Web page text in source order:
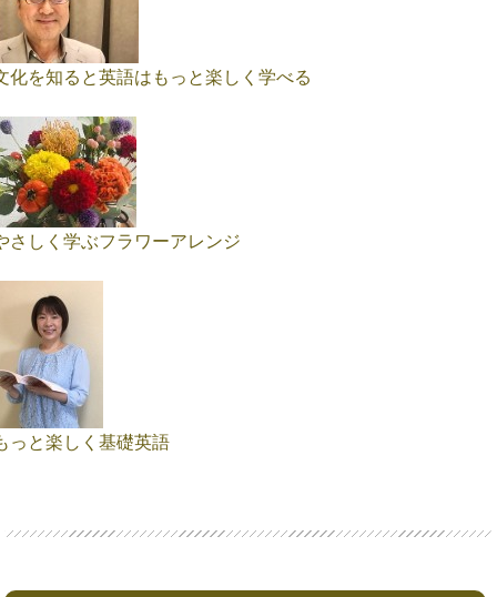
化を知ると英語はもっと楽しく学べる
さしく学ぶフラワーアレンジ
っと楽しく基礎英語